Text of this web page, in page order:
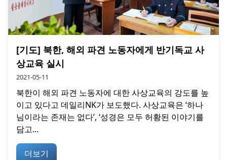
[기도] 북한, 해외 파견 노동자에게 반기독교 사
상교육 실시
2021-05-11
북한이 해외 파견 노동자에 대한 사상교육의 강도를 높
이고 있다고 데일리NK가 보도했다. 사상교육은 ‘하나
님이라는 존재는 없다’, ‘성경은 모두 허황된 이야기를
담고...
더보기